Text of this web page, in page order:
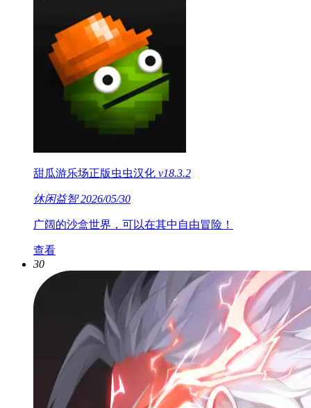
甜瓜游乐场正版虫虫汉化 v18.3.2
休闲益智2026/05/30
广阔的沙盒世界，可以在其中自由冒险！
查看
30